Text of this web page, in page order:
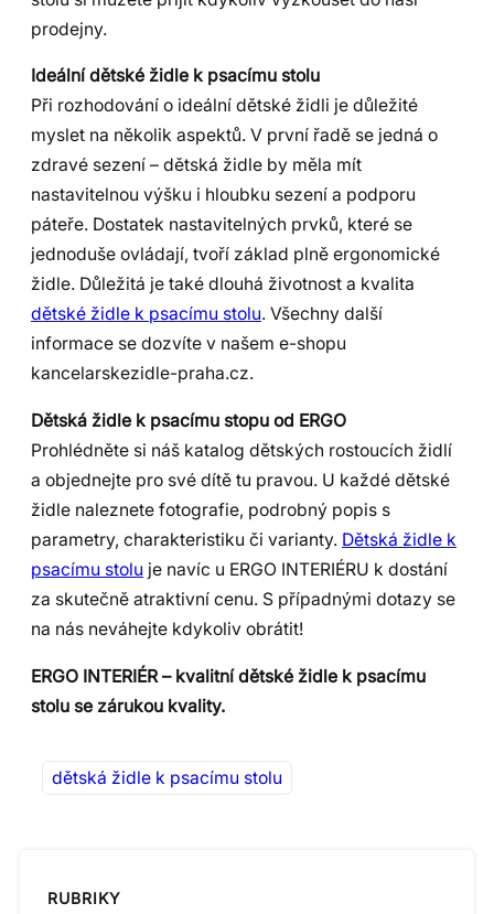
prodejny.
Ideální dětské židle k psacímu stolu
Při rozhodování o ideální dětské židli je důležité
myslet na několik aspektů. V první řadě se jedná o
zdravé sezení – dětská židle by měla mít
nastavitelnou výšku i hloubku sezení a podporu
páteře. Dostatek nastavitelných prvků, které se
jednoduše ovládají, tvoří základ plně ergonomické
židle. Důležitá je také dlouhá životnost a kvalita
dětské židle k psacímu stolu. Všechny další
informace se dozvíte v našem e-shopu
kancelarskezidle-praha.cz.
Dětská židle k psacímu stopu od ERGO
Prohlédněte si náš katalog dětských rostoucích židlí
a objednejte pro své dítě tu pravou. U každé dětské
židle naleznete fotografie, podrobný popis s
parametry, charakteristiku či varianty. Dětská židle k
psacímu stolu je navíc u ERGO INTERIÉRU k dostání
za skutečně atraktivní cenu. S případnými dotazy se
na nás neváhejte kdykoliv obrátit!
ERGO INTERIÉR – kvalitní dětské židle k psacímu
stolu se zárukou kvality.
dětská židle k psacímu stolu
RUBRIKY